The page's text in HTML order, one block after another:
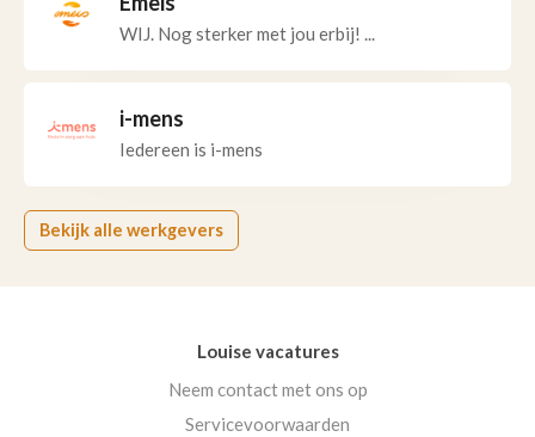
WIJ. Nog sterker met jou erbij! ...
i-mens
Iedereen is i-mens
Bekijk alle werkgevers
Louise vacatures
Neem contact met ons op
Servicevoorwaarden